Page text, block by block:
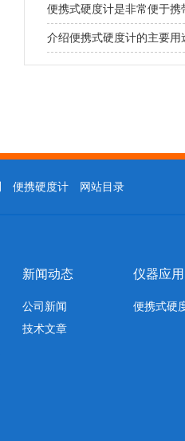
便携式硬度计是非常便于携
介绍便携式硬度计的主要用
便携硬度计 网站目录
新闻动态
公司新闻
技术文章
仪器应用
便携式硬